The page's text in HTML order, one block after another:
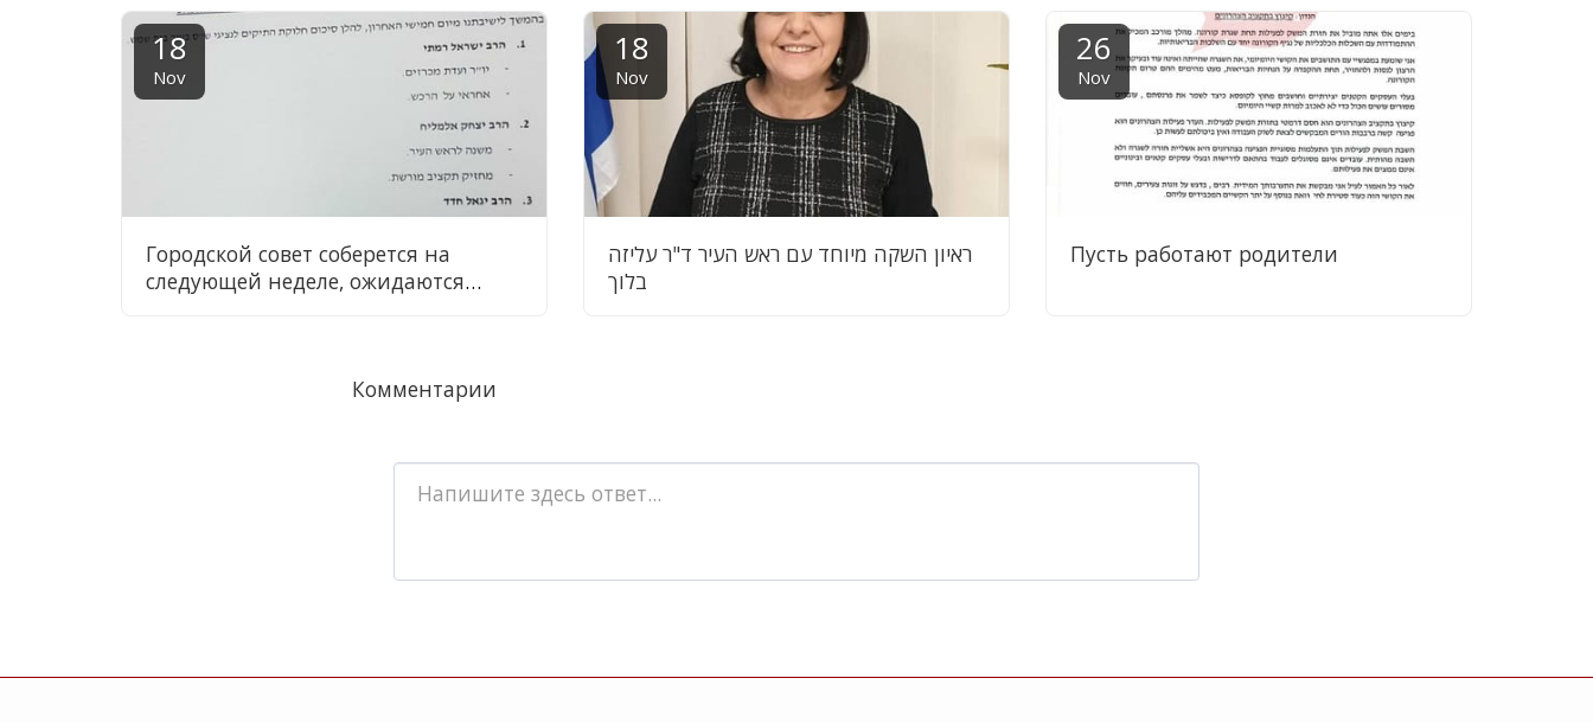
18
Nov
Городской совет соберется на
следующей неделе, ожидаются
18
Nov
ראיון השקה מיוחד עם ראש העיר ד"ר עליזה
בלוך
26
Nov
Пусть работают родители
Комментарии